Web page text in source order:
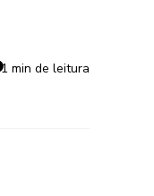
1 min de leitura